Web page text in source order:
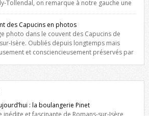
Tollendal, on remarque à notre gauche une
siècle. Les deux façades sont ornées de
Entre ces deux étages, on peut voir une
de la Vierge. […]
des Capucins en photos
photo dans le couvent des Capucins de
Isère. Oubliés depuis longtemps mais
et consciencieusement préservés par
de vestiges du couvent des Capucins !
[…]
: la boulangerie Pinet